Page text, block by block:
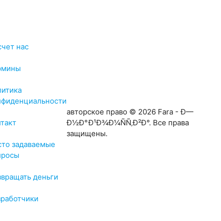
нас
задаваемые
деньги
авторское право © 2026 Fara - Ð—
Ð½Ð°Ð¹Ð¾Ð¼ÑÑ‚Ð²Ð°. Все права
защищены.